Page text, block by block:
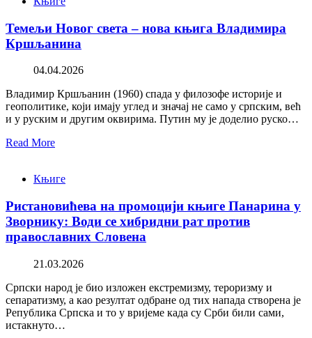
Темељи Новог света – нова књига Владимира
Кршљанина
04.04.2026
Владимир Кршљанин (1960) спада у филозофе историје и
геополитике, који имају углед и значај не само у српским, већ
и у руским и другим оквирима. Путин му је доделио руско…
Read More
Књиге
Ристановићева на промоцији књиге Панарина у
Зворнику: Води се хибридни рат против
православних Словена
21.03.2026
Српски народ је био изложен екстремизму, тероризму и
сепаратизму, а као резултат одбране од тих напада створена је
Република Српска и то у вријеме када су Срби били сами,
истакнуто…